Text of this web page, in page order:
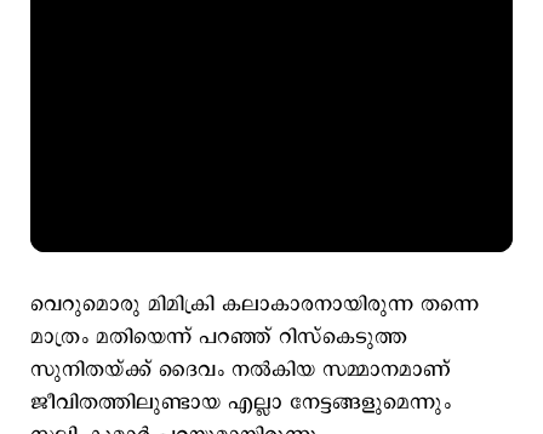
വെറുമൊരു മിമിക്രി കലാകാരനായിരുന്ന തന്നെ
മാത്രം മതിയെന്ന് പറഞ്ഞ് റിസ്കെടുത്ത
സുനിതയ്ക്ക് ദൈവം നല്‍കിയ സമ്മാനമാണ്
ജീവിതത്തിലുണ്ടായ എല്ലാ നേട്ടങ്ങളുമെന്നും